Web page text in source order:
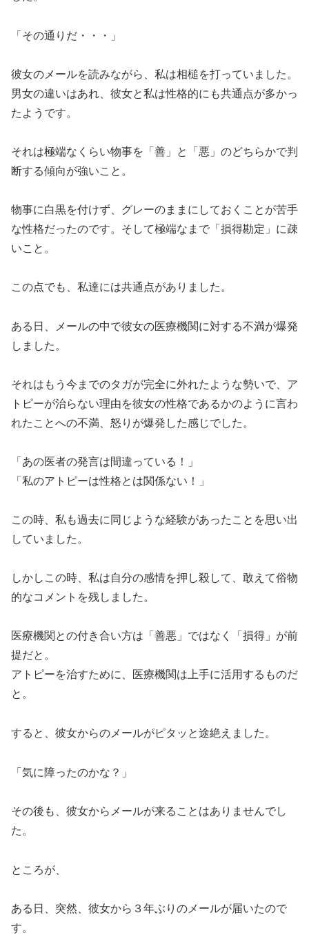
「その通りだ・・・」
彼女のメールを読みながら、私は相槌を打っていました。
男女の違いはあれ、彼女と私は性格的にも共通点が多かっ
たようです。
それは極端なくらい物事を「善」と「悪」のどちらかで判
断する傾向が強いこと。
物事に白黒を付けず、グレーのままにしておくことが苦手
な性格だったのです。そして極端なまで「損得勘定」に疎
いこと。
この点でも、私達には共通点がありました。
ある日、メールの中で彼女の医療機関に対する不満が爆発
しました。
それはもう今までのタガが完全に外れたような勢いで、ア
トピーが治らない理由を彼女の性格であるかのように言わ
れたことへの不満、怒りが爆発した感じでした。
「あの医者の発言は間違っている！」
「私のアトピーは性格とは関係ない！」
この時、私も過去に同じような経験があったことを思い出
していました。
しかしこの時、私は自分の感情を押し殺して、敢えて俗物
的なコメントを残しました。
医療機関との付き合い方は「善悪」ではなく「損得」が前
提だと。
アトピーを治すために、医療機関は上手に活用するものだ
と。
すると、彼女からのメールがピタッと途絶えました。
「気に障ったのかな？」
その後も、彼女からメールが来ることはありませんでし
た。
ところが、
ある日、突然、彼女から３年ぶりのメールが届いたので
す。